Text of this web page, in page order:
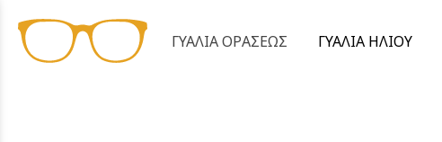
ΓΥΑΛΙΑ ΟΡΑΣΕΩΣ ΓΥΑΛΙΑ ΗΛΙΟΥ